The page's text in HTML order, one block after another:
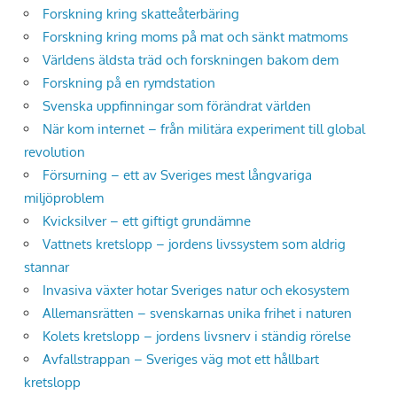
Forskning kring skatteåterbäring
Forskning kring moms på mat och sänkt matmoms
Världens äldsta träd och forskningen bakom dem
Forskning på en rymdstation
Svenska uppfinningar som förändrat världen
När kom internet – från militära experiment till global
revolution
Försurning – ett av Sveriges mest långvariga
miljöproblem
Kvicksilver – ett giftigt grundämne
Vattnets kretslopp – jordens livssystem som aldrig
stannar
Invasiva växter hotar Sveriges natur och ekosystem
Allemansrätten – svenskarnas unika frihet i naturen
Kolets kretslopp – jordens livsnerv i ständig rörelse
Avfallstrappan – Sveriges väg mot ett hållbart
kretslopp